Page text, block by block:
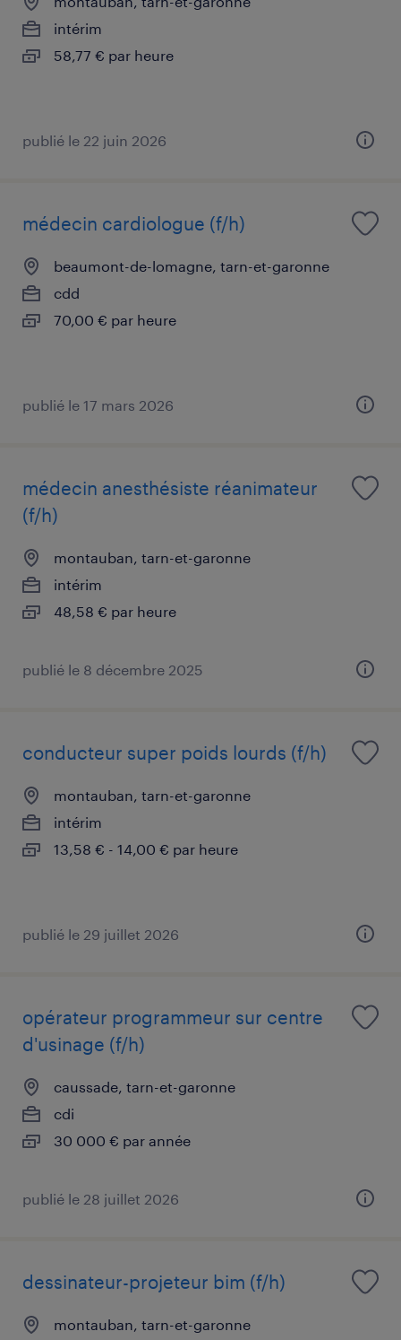
intérim
58,77 € par heure
publié le 22 juin 2026
médecin cardiologue (f/h)
beaumont-de-lomagne, tarn-et-garonne
cdd
70,00 € par heure
publié le 17 mars 2026
médecin anesthésiste réanimateur
(f/h)
montauban, tarn-et-garonne
intérim
48,58 € par heure
publié le 8 décembre 2025
conducteur super poids lourds (f/h)
montauban, tarn-et-garonne
intérim
13,58 € - 14,00 € par heure
publié le 29 juillet 2026
opérateur programmeur sur centre
d'usinage (f/h)
caussade, tarn-et-garonne
cdi
30 000 € par année
publié le 28 juillet 2026
dessinateur-projeteur bim (f/h)
montauban, tarn-et-garonne